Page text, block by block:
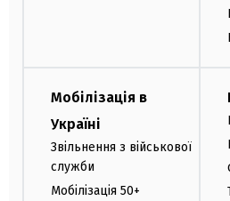
Мобілізація в
Україні
Звільнення з військової
служби
Мобілізація 50+